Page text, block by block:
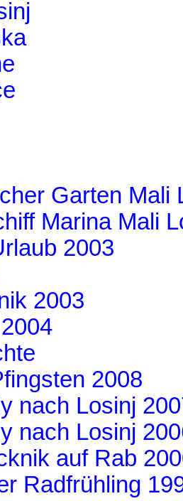
Garten Mali
Marina Mali
2003
2003
2008
nach Losinj
nach Losinj
auf Rab
Radfrühling